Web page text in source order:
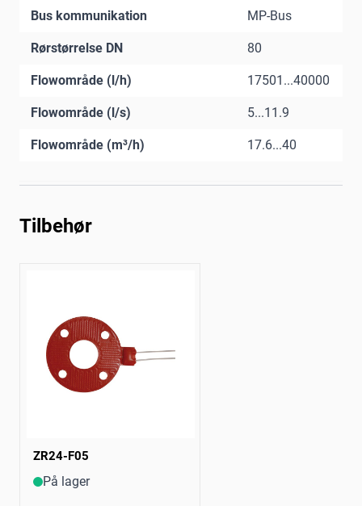
Bus kommunikation MP-Bus
Rørstørrelse DN 80
Flowområde (l/h) 17501...40000
Flowområde (l/s) 5...11.9
Flowområde (m³/h) 17.6...40
Tilbehør
ZR24-F05
På lager